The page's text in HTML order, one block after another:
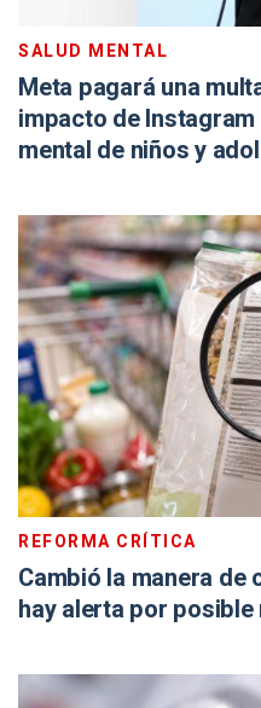
SALUD MENTAL
Meta pagará una
impacto de
mental de niños y
REFORMA CRÍTICA
Cambió la manera
hay alerta por